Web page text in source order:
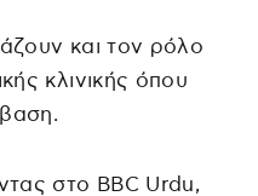
και τον ρόλο
κλινικής όπου
στο BBC Urdu,